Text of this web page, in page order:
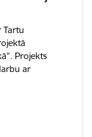
Tartu
Projekts
ar